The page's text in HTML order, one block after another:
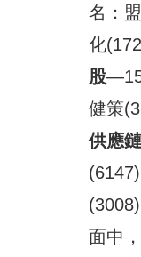
名：
化
股—15
健策
供應
面中